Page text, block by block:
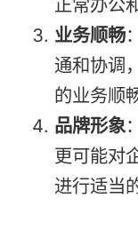
正常办公
业务顺畅
通和协调
的业务顺
品牌形象
更可能对
进行适当